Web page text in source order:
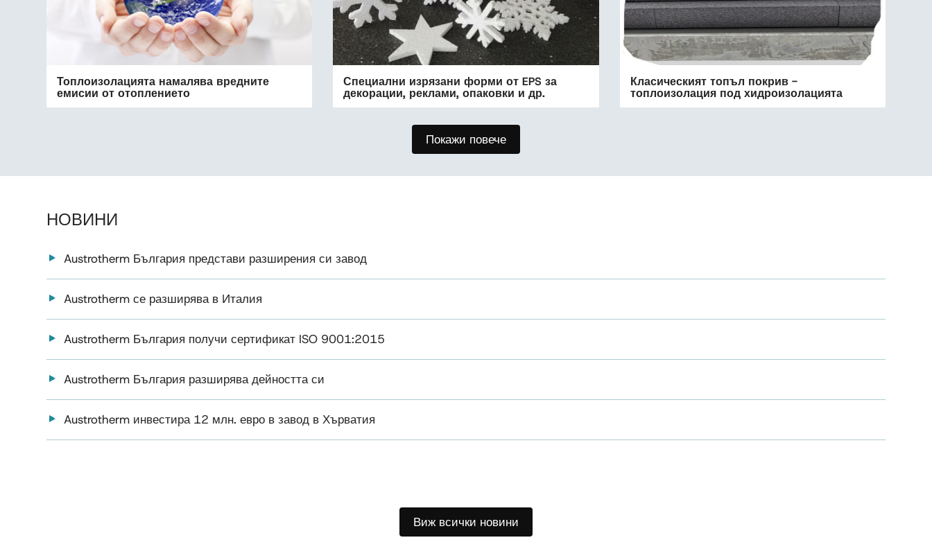
Топлоизолацията намалява вредните
емисии от отоплението
Специални изрязани форми от EPS за
декорации, реклами, опаковки и др.
Класическият топъл покрив -
топлоизолация под хидроизолацията
Покажи повече
НОВИНИ
Austrotherm България представи разширения си завод
Austrotherm се разширява в Италия
Austrotherm България получи сертификат ISO 9001:2015
Austrotherm България разширява дейността си
Austrotherm инвестира 12 млн. евро в завод в Хърватия
Виж всички новини